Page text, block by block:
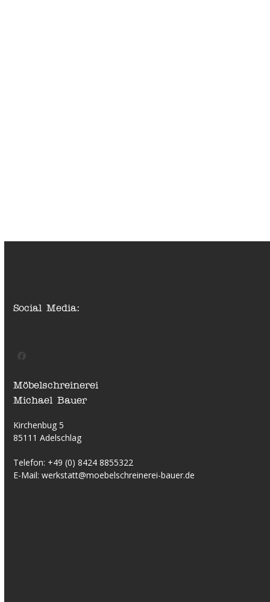
Social Media:
Möbelschreinerei
Michael Bauer
Kirchenbug 5
85111 Adelschlag
Telefon: +49 (0) 8424 8855322
E-Mail:werkstatt@moebelschreinerei-bauer.de